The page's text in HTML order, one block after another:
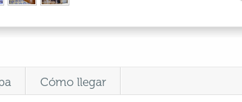
Cómo llegar